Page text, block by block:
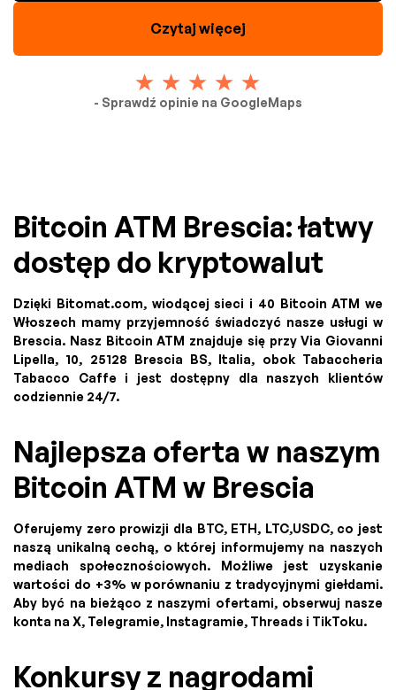
Czytaj więcej
- Sprawdź opinie na GoogleMaps
Bitcoin ATM Brescia: łatwy
dostęp do kryptowalut
Dzięki Bitomat.com, wiodącej sieci i 40 Bitcoin ATM we
Włoszech mamy przyjemność świadczyć nasze usługi w
Brescia. Nasz Bitcoin ATM znajduje się przy Via Giovanni
Lipella, 10, 25128 Brescia BS, Italia, obok Tabaccheria
Tabacco Caffe i jest dostępny dla naszych klientów
codziennie 24/7.
Najlepsza oferta w naszym
Bitcoin ATM w Brescia
Oferujemy zero prowizji dla BTC, ETH, LTC,USDC, co jest
naszą unikalną cechą, o której informujemy na naszych
mediach społecznościowych. Możliwe jest uzyskanie
wartości do +3% w porównaniu z tradycyjnymi giełdami.
Aby być na bieżąco z naszymi ofertami, obserwuj nasze
konta na X, Telegramie, Instagramie, Threads i TikToku.
Konkursy z nagrodami